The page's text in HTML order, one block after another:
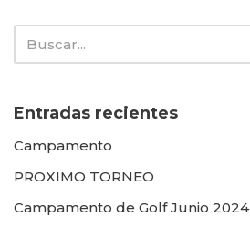
Entradas recientes
Campamento
PROXIMO TORNEO
Campamento de Golf Junio 2024